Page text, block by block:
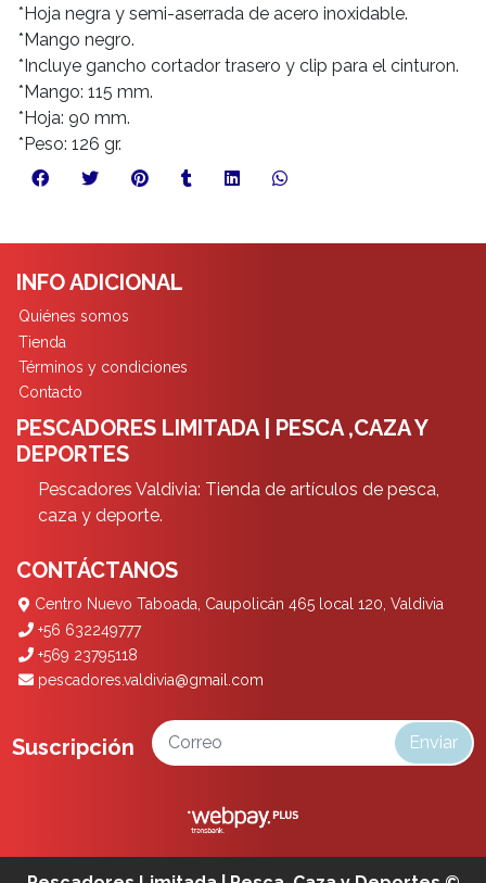
*Hoja negra y semi-aserrada de acero inoxidable.
*Mango negro.
*Incluye gancho cortador trasero y clip para el cinturon.
*Mango: 115 mm.
*Hoja: 90 mm.
*Peso: 126 gr.
INFO ADICIONAL
Quiénes somos
Tienda
Términos y condiciones
Contacto
PESCADORES LIMITADA | PESCA ,CAZA Y
DEPORTES
Pescadores Valdivia: Tienda de artículos de pesca,
caza y deporte.
CONTÁCTANOS
Centro Nuevo Taboada, Caupolicán 465 local 120, Valdivia
+56 632249777
+569 23795118
pescadores.valdivia@gmail.com
Suscripción Enviar